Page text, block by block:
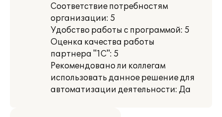
Соответствие потребностям
организации: 5
Удобство работы с программой: 5
Оценка качества работы
партнера "1С": 5
Рекомендовано ли коллегам
использовать данное решение для
автоматизации деятельности: Да